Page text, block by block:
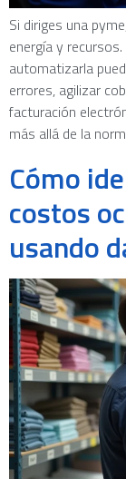
Si diriges una
energía y
automatizarla
errores, agilizar
facturación
más allá de la
Cómo
costos
usando